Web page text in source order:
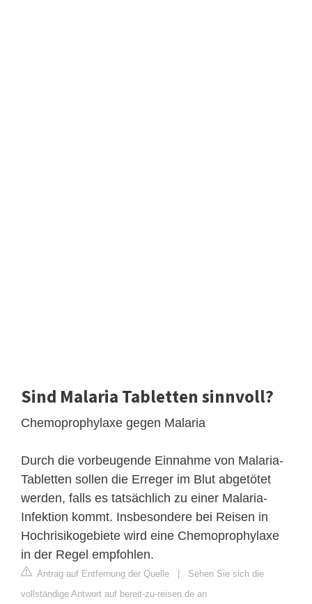
Sind Malaria Tabletten sinnvoll?
Chemoprophylaxe gegen Malaria
Durch die vorbeugende Einnahme von Malaria-
Tabletten sollen die Erreger im Blut abgetötet
werden, falls es tatsächlich zu einer Malaria-
Infektion kommt. Insbesondere bei Reisen in
Hochrisikogebiete wird eine Chemoprophylaxe
in der Regel empfohlen.
Antrag auf Entfernung der Quelle | Sehen Sie sich die
vollständige Antwort auf bereit-zu-reisen.de an